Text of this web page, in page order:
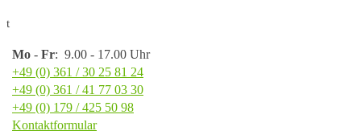
t
Mo - Fr: 9.00 - 17.00 Uhr
+49 (0) 361 / 30 25 81 24
+49 (0) 361 / 41 77 03 30
+49 (0) 179 / 425 50 98
Kontaktformular